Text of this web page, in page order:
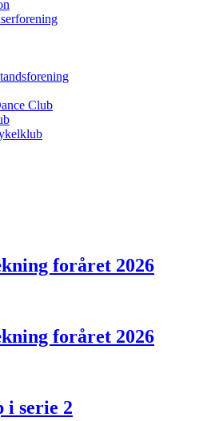
Club
foråret 2026
foråret 2026
i serie 2